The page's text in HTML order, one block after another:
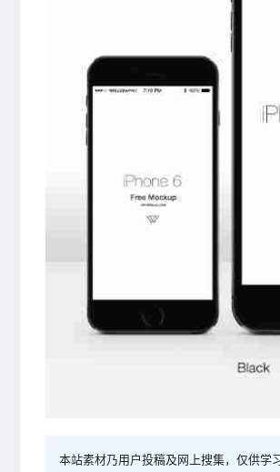
本站素材乃用户投稿及网上搜集，仅供学